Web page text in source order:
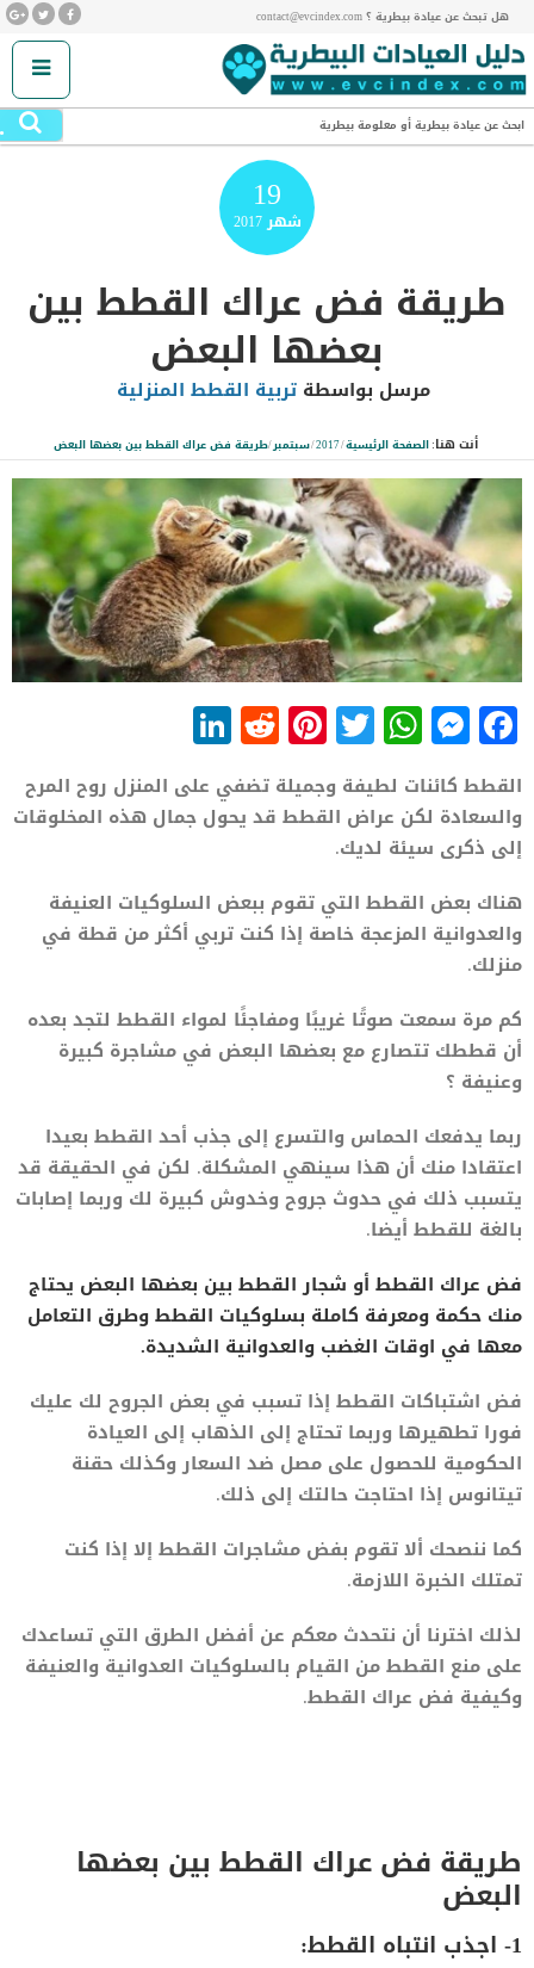
هل تبحث عن عيادة بيطرية ؟ contact@evcindex.com
ابحث عن عيادة بيطرية أو معلومة بيطرية
19
شهر2017
طريقة فض عراك القطط بين
بعضها البعض
مرسل بواسطةتربية القطط المنزلية
أنت هنا:الصفحة الرئيسية/
2017
/سبتمبر/طريقة فض عراك القطط بين بعضها البعض
Facebook
Messenger
WhatsApp
Twitter
Pinterest
Reddit
القطط كائنات لطيفة وجميلة تضفي على المنزل روح المرح
والسعادة لكن عراض القطط قد يحول جمال هذه المخلوقات
إلى ذكرى سيئة لديك.
هناك بعض القطط التي تقوم ببعض السلوكيات العنيفة
والعدوانية المزعجة خاصة إذا كنت تربي أكثر من قطة في
منزلك.
كم مرة سمعت صوتًا غريبًا ومفاجئًا لمواء القطط لتجد بعده
أن قططك تتصارع مع بعضها البعض في مشاجرة كبيرة
وعنيفة ؟
ربما يدفعك الحماس والتسرع إلى جذب أحد القطط بعيدا
اعتقادا منك أن هذا سينهي المشكلة. لكن في الحقيقة قد
يتسبب ذلك في حدوث جروح وخدوش كبيرة لك وربما إصابات
بالغة للقطط أيضا.
فض عراك القطط أو شجار القطط بين بعضها البعض يحتاج
منك حكمة ومعرفة كاملة بسلوكيات القطط وطرق التعامل
معها في اوقات الغضب والعدوانية الشديدة.
فض اشتباكات القطط إذا تسبب في بعض الجروح لك عليك
فورا تطهيرها وربما تحتاج إلى الذهاب إلى العيادة
الحكومية للحصول على مصل ضد السعار وكذلك حقنة
تيتانوس إذا احتاجت حالتك إلى ذلك.
كما ننصحك ألا تقوم بفض مشاجرات القطط إلا إذا كنت
تمتلك الخبرة اللازمة.
لذلك اخترنا أن نتحدث معكم عن أفضل الطرق التي تساعدك
على منع القطط من القيام بالسلوكيات العدوانية والعنيفة
وكيفية فض عراك القطط.
طريقة فض عراك القطط بين بعضها
البعض
1- اجذب انتباه القطط: